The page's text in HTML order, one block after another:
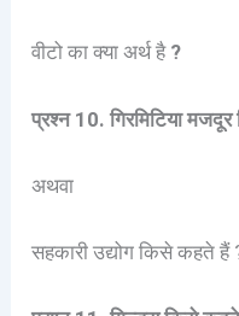
वीटो का क्या अर्थ है ?
प्रश्न 10. गिरमिटिया
अथवा
सहकारी उद्योग किसे कहते हैं